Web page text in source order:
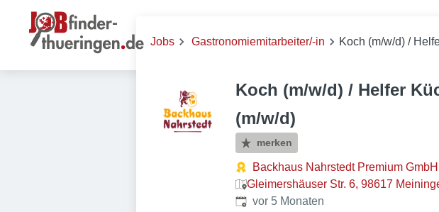
Jobs Gastronomiemitarbeiter/-in Koch (m/w/d) /
Koch (m/w/d) / Helfer
(m/w/d)
merken
Backhaus Nahrstedt Premium GmbH
Gleimershäuser Str. 6, 98617
Veröffentlicht:
vor 5 Monaten